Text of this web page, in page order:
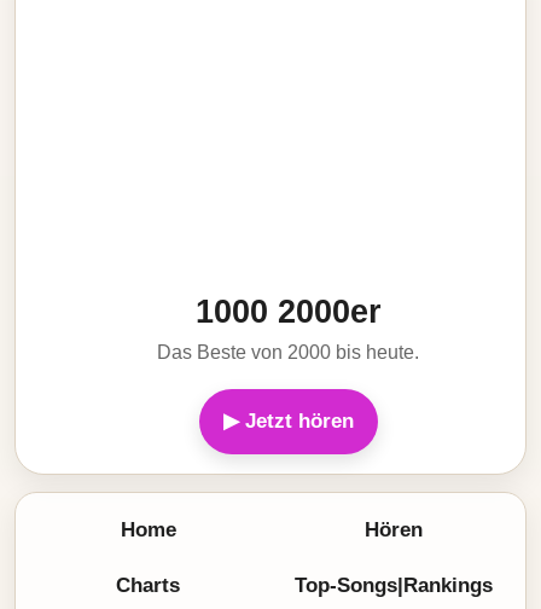
1000 2000er
Das Beste von 2000 bis heute.
▶ Jetzt hören
Home Hören
Charts Top-Songs|Rankings